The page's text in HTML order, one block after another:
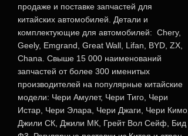
продаже и поставке запчастей для
китайских автомобилей. Детали и
комплектующие для автомобилей: Chery,
Geely, Emgrand, Great Wall, Lifan, BYD, ZX,
Chana. Свыше 15 000 наименований
запчастей от более 300 именитых
производителей на популярные китайские
модели: Чери Амулет, Чери Тиго, Чери
Истар, Чери Элара, Чери Джаги, Чери Кимо,
Джили СК, Джили МК, Грейт Вол Сейф, Бид